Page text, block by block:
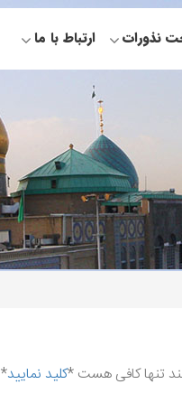
نذورات ارتباط با ما
تنها کافی هست *کلید نمایید*